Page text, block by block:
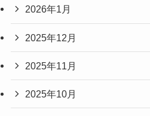
2026年1月
2025年12月
2025年11月
2025年10月